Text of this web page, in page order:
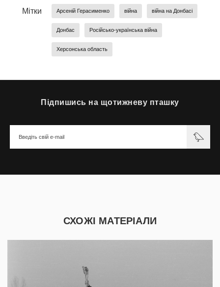
Мітки Арсеній Герасименко війна війна на Донбасі
Донбас Російсько-українська війна
Херсонська область
Підпишись на щотижневу пташку
СХОЖІ МАТЕРІАЛИ